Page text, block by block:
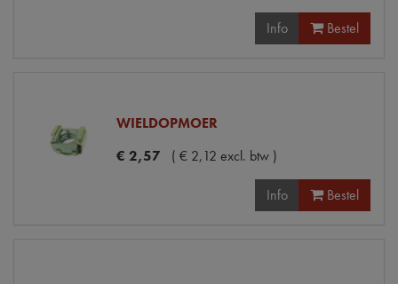
Info Bestel
WIELDOPMOER
€ 2,57 ( € 2,12 excl. btw )
Info Bestel